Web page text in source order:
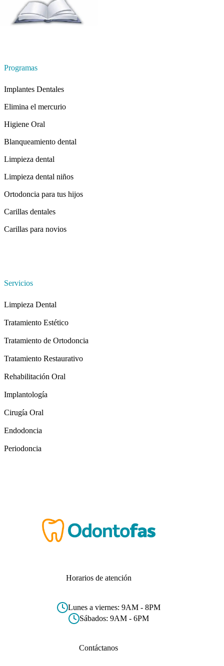
Programas
Implantes Dentales
Elimina el mercurio
Higiene Oral
Blanqueamiento dental
Limpieza dental
Limpieza dental niños
Ortodoncia para tus hijos
Carillas dentales
Carillas para novios
Servicios
Limpieza Dental
Tratamiento Estético
Tratamiento de Ortodoncia
Tratamiento Restaurativo
Rehabilitación Oral
Implantología
Cirugía Oral
Endodoncia
Periodoncia
Horarios de atención
Lunes a viernes: 9AM - 8PM
Sábados: 9AM - 6PM
Contáctanos